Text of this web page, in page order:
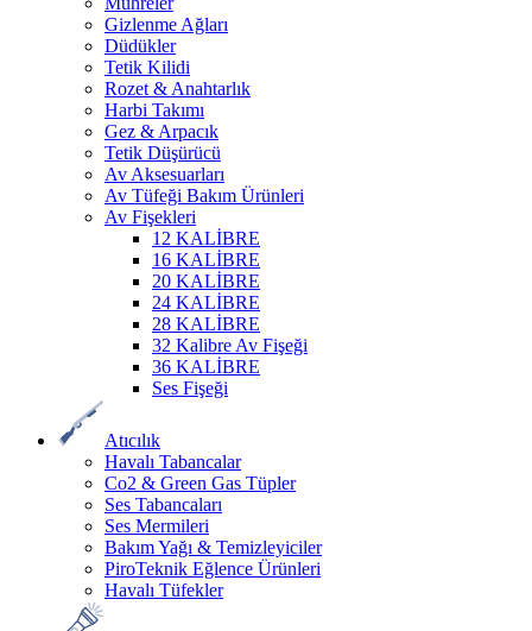
Gizlenme Ağları
Düdükler
Tetik Kilidi
Rozet & Anahtarlık
Harbi Takımı
Gez & Arpacık
Tetik Düşürücü
Av Aksesuarları
Av Tüfeği Bakım Ürünleri
Av Fişekleri
12 KALİBRE
16 KALİBRE
20 KALİBRE
24 KALİBRE
28 KALİBRE
32 Kalibre Av Fişeği
36 KALİBRE
Ses Fişeği
Atıcılık
Havalı Tabancalar
Co2 & Green Gas Tüpler
Ses Tabancaları
Ses Mermileri
Bakım Yağı & Temizleyiciler
PiroTeknik Eğlence Ürünleri
Havalı Tüfekler